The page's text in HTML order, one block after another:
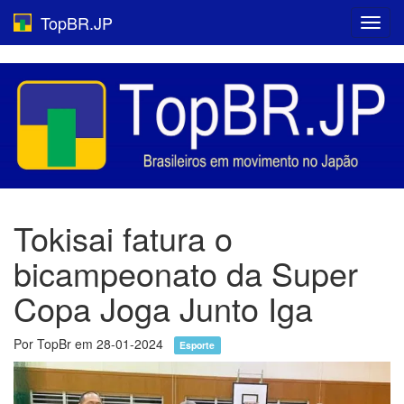
TopBR.JP
Tokisai fatura o
bicampeonato da Super
Copa Joga Junto Iga
Por TopBr em 28-01-2024 Esporte